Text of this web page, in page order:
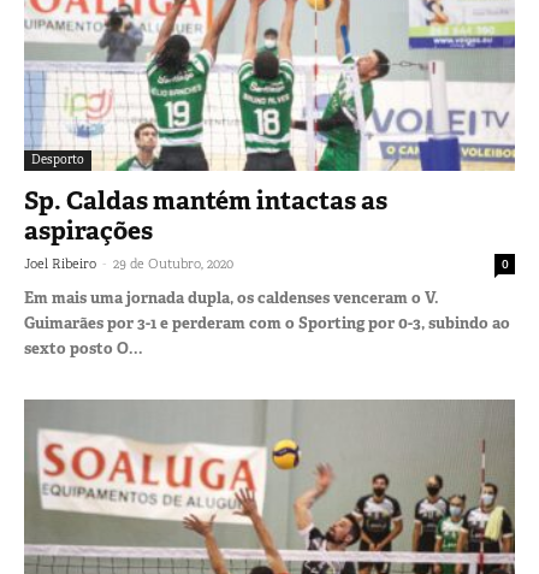
Desporto
Sp. Caldas mantém intactas as
aspirações
Joel Ribeiro - 29 de Outubro, 2020 0
Em mais uma jornada dupla, os caldenses venceram o V.
Guimarães por 3-1 e perderam com o Sporting por 0-3, subindo ao
sexto posto O...